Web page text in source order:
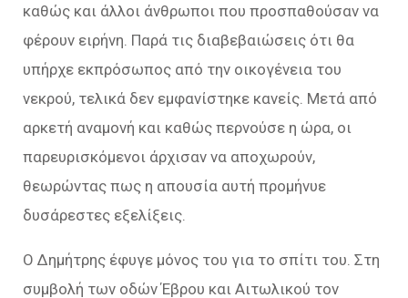
καθώς και άλλοι άνθρωποι που προσπαθούσαν να
φέρουν ειρήνη. Παρά τις διαβεβαιώσεις ότι θα
υπήρχε εκπρόσωπος από την οικογένεια του
νεκρού, τελικά δεν εμφανίστηκε κανείς. Μετά από
αρκετή αναμονή και καθώς περνούσε η ώρα, οι
παρευρισκόμενοι άρχισαν να αποχωρούν,
θεωρώντας πως η απουσία αυτή προμήνυε
δυσάρεστες εξελίξεις.
Ο Δημήτρης έφυγε μόνος του για το σπίτι του. Στη
συμβολή των οδών Έβρου και Αιτωλικού τον